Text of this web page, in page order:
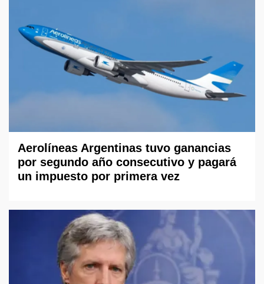
Aerolíneas Argentinas tuvo ganancias
por segundo año consecutivo y pagará
un impuesto por primera vez